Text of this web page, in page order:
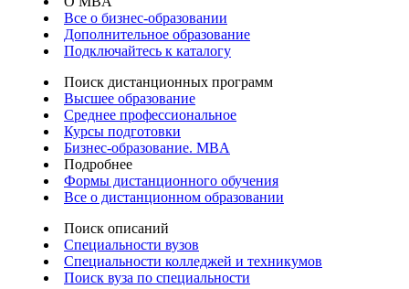
Все о бизнес-образовании
Дополнительное образование
Подключайтесь к каталогу
Поиск дистанционных программ
Высшее образование
Среднее профессиональное
Курсы подготовки
Бизнес-образование. MBA
Подробнее
Формы дистанционного обучения
Все о дистанционном образовании
Поиск описаний
Специальности вузов
Специальности колледжей и техникумов
Поиск вуза по специальности